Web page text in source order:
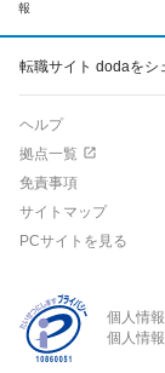
報
転職サイト dodaをシ
ヘルプ
拠点一覧
免責事項
サイトマップ
PCサイトを見る
個人情
個人情